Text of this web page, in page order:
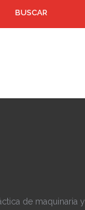
de maquinaria